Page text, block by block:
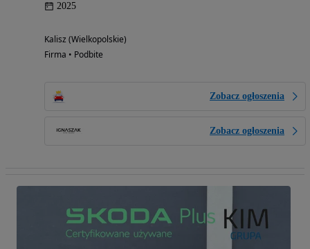
2025
Kalisz (Wielkopolskie)
Firma • Podbite
Zobacz ogłoszenia
Zobacz ogłoszenia